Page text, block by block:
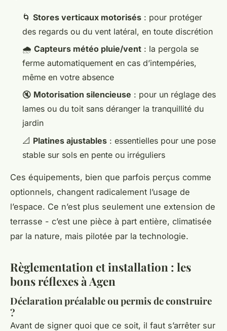
🌀 Stores verticaux motorisés : pour protéger
des regards ou du vent latéral, en toute discrétion
🌧️ Capteurs météo pluie/vent : la pergola se
ferme automatiquement en cas d’intempéries,
même en votre absence
🔇 Motorisation silencieuse : pour un réglage des
lames ou du toit sans déranger la tranquillité du
jardin
📐 Platines ajustables : essentielles pour une pose
stable sur sols en pente ou irréguliers
Ces équipements, bien que parfois perçus comme
optionnels, changent radicalement l’usage de
l’espace. Ce n’est plus seulement une extension de
terrasse - c’est une pièce à part entière, climatisée
par la nature, mais pilotée par la technologie.
Règlementation et installation : les
bons réflexes à Agen
Déclaration préalable ou permis de construire
?
Avant de signer quoi que ce soit, il faut s’arrêter sur